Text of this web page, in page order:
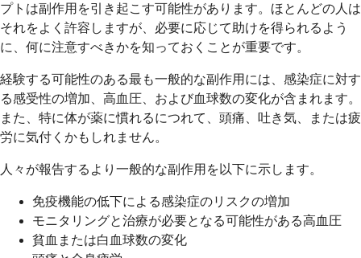
プトは副作用を引き起こす可能性があります。ほとんどの人は
それをよく許容しますが、必要に応じて助けを得られるよう
に、何に注意すべきかを知っておくことが重要です。
経験する可能性のある最も一般的な副作用には、感染症に対す
る感受性の増加、高血圧、および血球数の変化が含まれます。
また、特に体が薬に慣れるにつれて、頭痛、吐き気、または疲
労に気付くかもしれません。
人々が報告するより一般的な副作用を以下に示します。
免疫機能の低下による感染症のリスクの増加
モニタリングと治療が必要となる可能性がある高血圧
貧血または白血球数の変化